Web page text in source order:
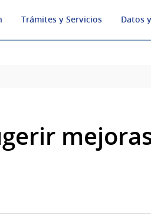
Trámites y Servicios Datos